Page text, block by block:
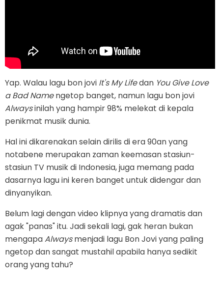
Yap. Walau lagu bon jovi It's My Lifedan You Give Love
a Bad Namengetop banget, namun lagu bon jovi
Alwaysinilah yang hampir 98% melekat di kepala
penikmat musik dunia.
Hal ini dikarenakan selain dirilis di era 90an yang
notabene merupakan zaman keemasan stasiun-
stasiun TV musik di Indonesia, juga memang pada
dasarnya lagu ini keren banget untuk didengar dan
dinyanyikan.
Belum lagi dengan video klipnya yang dramatis dan
agak "panas" itu. Jadi sekali lagi, gak heran bukan
mengapaAlwaysmenjadi lagu Bon Jovi yang paling
ngetop dan sangat mustahil apabila hanya sedikit
orang yang tahu?